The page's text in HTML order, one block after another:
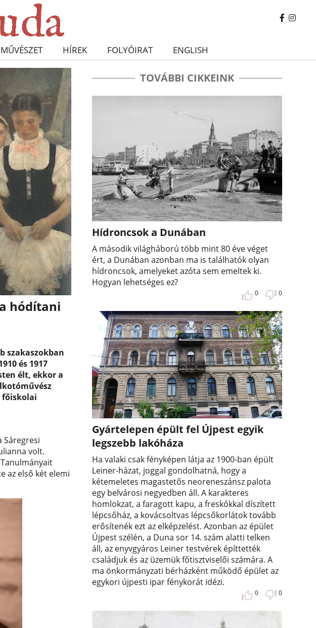
MŰVÉSZET HÍREK FOLYÓIRAT ENGLISH
hódítani
szakaszokban
és 1917
élt, ekkor a
főiskolai
Sáregresi
volt.
az első két elemi
TOVÁBBI CIKKEINK
Hídroncsok a Dunában
A második világháború több mint 80 éve véget
ért, a Dunában azonban ma is találhatók olyan
hídroncsok, amelyeket azóta sem emeltek ki.
Hogyan lehetséges ez?
0 0
Gyártelepen épült fel Újpest egyik
legszebb lakóháza
Ha valaki csak fényképen látja az 1900-ban épült
Leiner-házat, joggal gondolhatná, hogy a
kétemeletes magastetős neoreneszánsz palota
egy belvárosi negyedben áll. A karakteres
homlokzat, a faragott kapu, a freskókkal díszített
lépcsőház, a kovácsoltvas lépcsőkorlátok tovább
erősítenék ezt az elképzelést. Azonban az épület
Újpest szélén, a Duna sor 14. szám alatti telken
áll, az enyvgyáros Leiner testvérek építtették
családjuk és az üzemük főtisztviselői számára. A
ma önkormányzati bérházként működő épület az
egykori újpesti ipar fénykorát idézi.
0 0